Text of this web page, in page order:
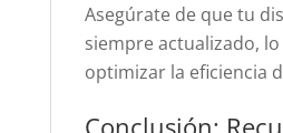
Asegúrate de que tu
siempre actualizado,
optimizar la eficiencia
Conclusión: